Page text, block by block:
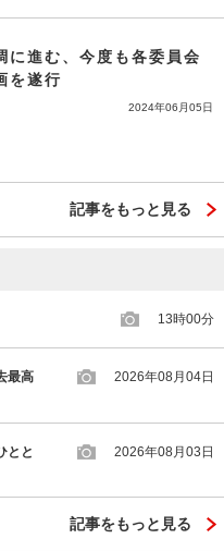
に進む、今度も各委員会
を遂行
2024年06月05日
記事をもっと見る
13時00分
最高
2026年08月04日
とと
2026年08月03日
記事をもっと見る